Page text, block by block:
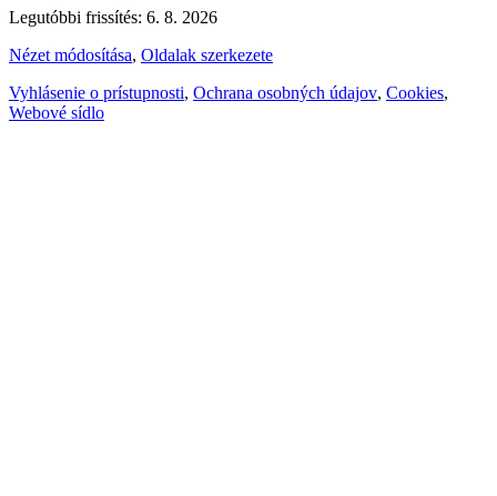
Legutóbbi frissítés: 6. 8. 2026
Nézet módosítása, Oldalak szerkezete
Vyhlásenie o prístupnosti, Ochrana osobných údajov, Cookies,
Webové sídlo